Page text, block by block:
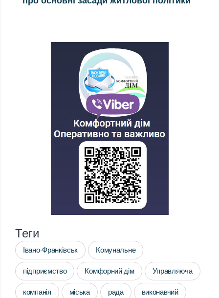
Теги
Івано-Франківськ Комунальне
підприємство Комфорний дім Управляюча
компанія міська рада виконавчий